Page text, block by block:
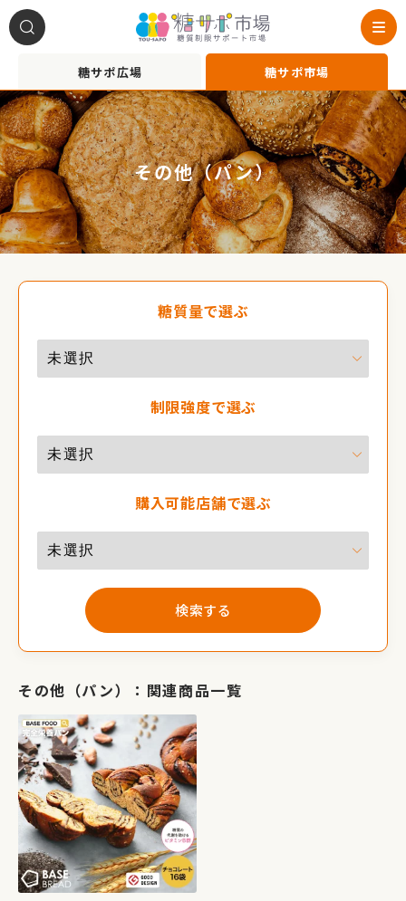
糖サポ広場 糖サポ市場
その他（パン）
糖質量で選ぶ
制限強度で選ぶ
購入可能店舗で選ぶ
検索する
その他（パン）：関連商品一覧